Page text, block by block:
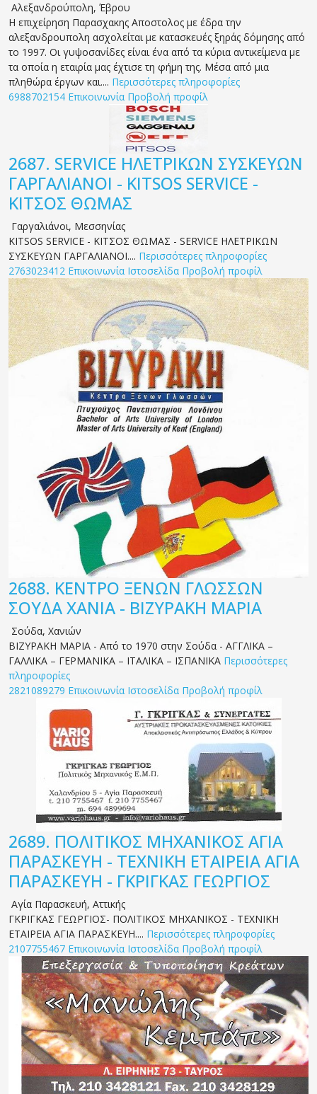
Αλεξανδρούπολη, Έβρου
Η επιχείρηση Παρασχακης Αποστολος με έδρα την
αλεξανδρουπολη ασχολείται με κατασκευές ξηράς δόμησης από
το 1997. Οι γυψοσανίδες είναι ένα από τα κύρια αντικείμενα με
τα οποία η εταιρία μας έχτισε τη φήμη της. Μέσα από μια
πληθώρα έργων και.... Περισσότερες πληροφορίες
6988702154 Επικοινωνία Προβολή προφίλ
2687. SERVICE ΗΛΕΤΡΙΚΩΝ ΣΥΣΚΕΥΩΝ
ΓΑΡΓΑΛΙΑΝΟΙ - KITSOS SERVICE -
ΚΙΤΣΟΣ ΘΩΜΑΣ
Γαργαλιάνοι, Μεσσηνίας
KITSOS SERVICE - ΚΙΤΣΟΣ ΘΩΜΑΣ - SERVICE ΗΛΕΤΡΙΚΩΝ
ΣΥΣΚΕΥΩΝ ΓΑΡΓΑΛΙΑΝΟΙ.... Περισσότερες πληροφορίες
2763023412 Επικοινωνία Ιστοσελίδα Προβολή προφίλ
2688. ΚΕΝΤΡΟ ΞΕΝΩΝ ΓΛΩΣΣΩΝ
ΣΟΥΔΑ ΧΑΝΙΑ - ΒΙΖΥΡΑΚΗ ΜΑΡΙΑ
Σούδα, Χανιών
ΒΙΖΥΡΑΚΗ ΜΑΡΙΑ - Από το 1970 στην Σούδα - ΑΓΓΛΙΚΑ –
ΓΑΛΛΙΚΑ – ΓΕΡΜΑΝΙΚΑ – ΙΤΑΛΙΚΑ – ΙΣΠΑΝΙΚΑ Περισσότερες
πληροφορίες
2821089279 Επικοινωνία Ιστοσελίδα Προβολή προφίλ
2689. ΠΟΛΙΤΙΚΟΣ ΜΗΧΑΝΙΚΟΣ ΑΓΙΑ
ΠΑΡΑΣΚΕΥΗ - ΤΕΧΝΙΚΗ ΕΤΑΙΡΕΙΑ ΑΓΙΑ
ΠΑΡΑΣΚΕΥΗ - ΓΚΡΙΓΚΑΣ ΓΕΩΡΓΙΟΣ
Αγία Παρασκευή, Αττικής
ΓΚΡΙΓΚΑΣ ΓΕΩΡΓΙΟΣ- ΠΟΛΙΤΙΚΟΣ ΜΗΧΑΝΙΚΟΣ - ΤΕΧΝΙΚΗ
ΕΤΑΙΡΕΙΑ ΑΓΙΑ ΠΑΡΑΣΚΕΥΗ.... Περισσότερες πληροφορίες
2107755467 Επικοινωνία Ιστοσελίδα Προβολή προφίλ